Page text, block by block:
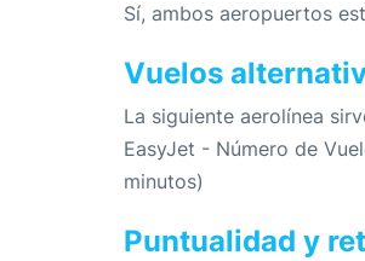
Sí, ambos aeropuertos
Vuelos
La siguiente aerolínea
EasyJet - Número de
minutos)
Puntualidad y